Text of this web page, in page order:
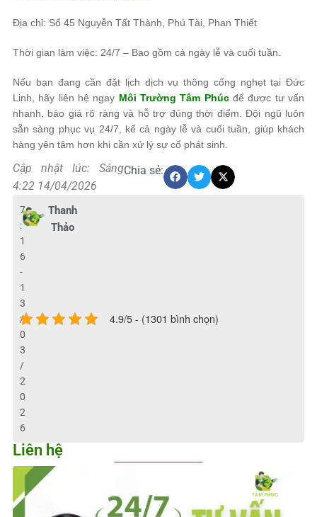
Địa chỉ: Số 45 Nguyễn Tất Thành, Phú Tài, Phan Thiết
Thời gian làm việc: 24/7 – Bao gồm cả ngày lễ và cuối tuần.
Nếu bạn đang cần đặt lịch dịch vụ thông cống nghẹt tại Đức
Linh, hãy liên hệ ngay Môi Trường Tâm Phúcđể được tư vấn
nhanh, báo giá rõ ràng và hỗ trợ đúng thời điểm. Đội ngũ luôn
sẵn sàng phục vụ 24/7, kể cả ngày lễ và cuối tuần, giúp khách
hàng yên tâm hơn khi cần xử lý sự cố phát sinh.
Cập nhật lúc: Sáng
4:22 14/04/2026
Chia sẻ:
Thanh
Thảo
7
:
1
6
-
1
3
/
0
3
/
2
0
2
6
4.9/5 - (1301 bình chọn)
Liên hệ